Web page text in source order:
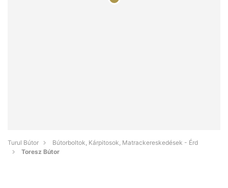
Turul Bútor
Bútorboltok, Kárpitosok, Matrackereskedések - Érd
Toresz Bútor